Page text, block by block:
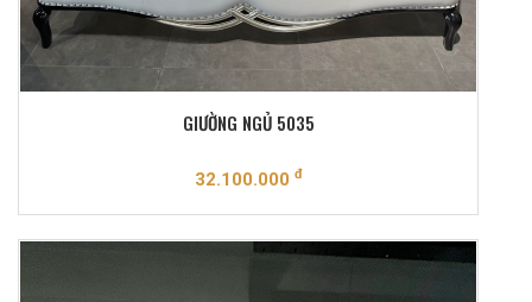
GIƯỜNG NGỦ 5035
32.100.000 đ